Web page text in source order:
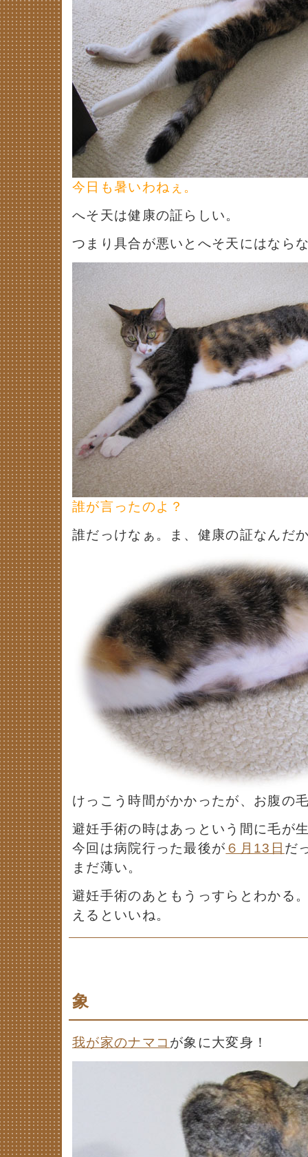
今日も暑いわねぇ。
へそ天は健康の証らしい。
つまり具合が悪いとへそ天にはなら
誰が言ったのよ？
誰だっけなぁ。ま、健康の証なんだ
けっこう時間がかかったが、お腹の
避妊手術の時はあっという間に毛が
今回は病院行った最後が ６月13日 だ
まだ薄い。
避妊手術のあともうっすらとわかる
えるといいね。
象
我が家のナマコ が象に大変身！